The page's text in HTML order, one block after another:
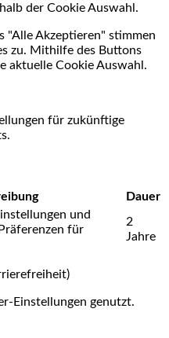
der Cookie Auswahl.
"Alle Akzeptieren" stimmen
zu. Mithilfe des Buttons
aktuelle Cookie Auswahl.
für zukünftige
Dauer
und
für
2
Jahre
Einstellungen genutzt.